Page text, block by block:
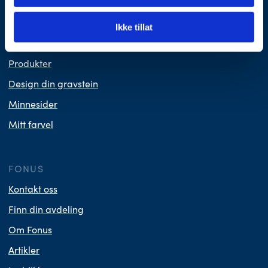
Ikke tillat
Planlegg begravelse
Våre priser
Produkter
Design din gravstein
Minnesider
Mitt farvel
FONUS
Kontakt oss
Finn din avdeling
Om Fonus
Artikler